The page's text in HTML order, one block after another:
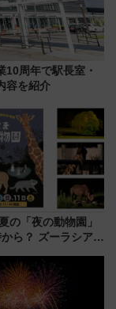
周年で駅長室・
容を紹介
の「夜の動物園」
ら？ ズーラシア・
定イベントを徹底